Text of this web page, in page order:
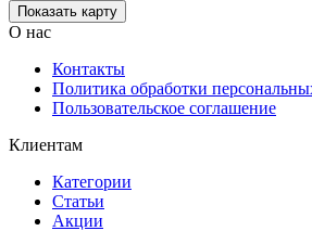
Показать карту
О нас
Контакты
Политика обработки
Пользовательское соглашение
Клиентам
Категории
Статьи
Акции